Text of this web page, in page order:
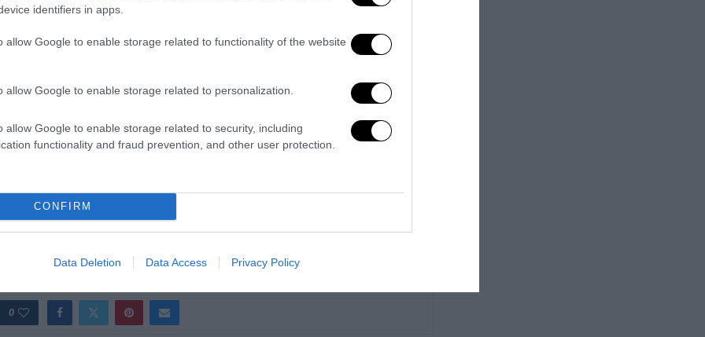
identifiers in apps.
allow Google to enable storage related to functionality of the website
allow Google to enable storage related to personalization.
allow Google to enable storage related to security, including
functionality and fraud prevention, and other user protection.
CONFIRM
Data Deletion Data Access Privacy Policy
0